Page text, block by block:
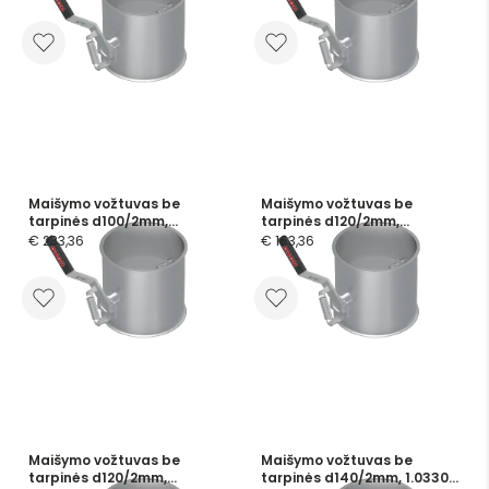
Maišymo vožtuvas be
tarpinės d100/2mm,
nerūdijančio plieno
€ 233,36
Maišymo vožtuvas be
tarpinės d120/2mm,
cinkuotas
€ 163,36
Maišymo vožtuvas be
tarpinės d120/2mm,
Maišymo vožtuvas be
tarpinės d140/2mm, 1.0330,